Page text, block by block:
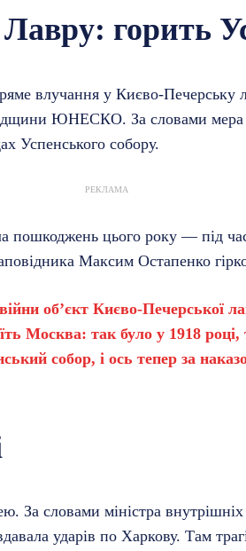
горить
влучання у Києво-Печерську
ЮНЕСКО. За словами мера
Успенського собору.
РЕКЛАМА
пошкоджень цього року — під
Максим Остапенко
об’єкт Києво-Печерської
Москва: так було у 1918
собор, і ось тепер за
За словами міністра
ударів по Харкову. Там